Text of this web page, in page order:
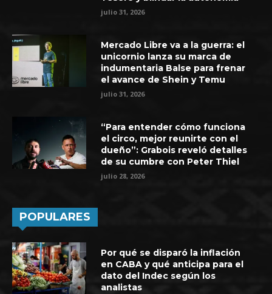
julio 31, 2026
Mercado Libre va a la guerra: el
unicornio lanza su marca de
indumentaria Balse para frenar
el avance de Shein y Temu
julio 31, 2026
“Para entender cómo funciona
el circo, mejor reunirte con el
dueño”: Grabois reveló detalles
de su cumbre con Peter Thiel
julio 28, 2026
POPULARES
Por qué se disparó la inflación
en CABA y qué anticipa para el
dato del Indec según los
analistas